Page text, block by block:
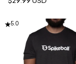
5.0